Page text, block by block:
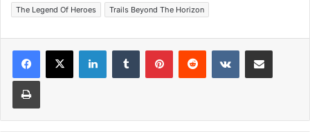
The Legend Of Heroes
Trails Beyond The Horizon